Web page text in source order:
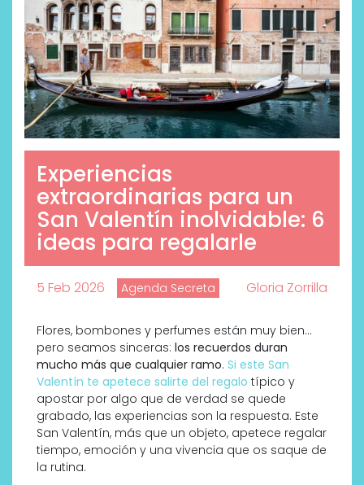
Experiencias
extraordinarias para un
San Valentín inolvidable: 6
ideas para regalarle
5 Feb 2026 Agenda Secreta Gloria Zorrilla
Flores, bombones y perfumes están muy bien…
pero seamos sinceras: los recuerdos duran
mucho más que cualquier ramo. Si este San
Valentín te apetece salirte del regalo típico y
apostar por algo que de verdad se quede
grabado, las experiencias son la respuesta. Este
San Valentín, más que un objeto, apetece regalar
tiempo, emoción y una vivencia que os saque de
la rutina.